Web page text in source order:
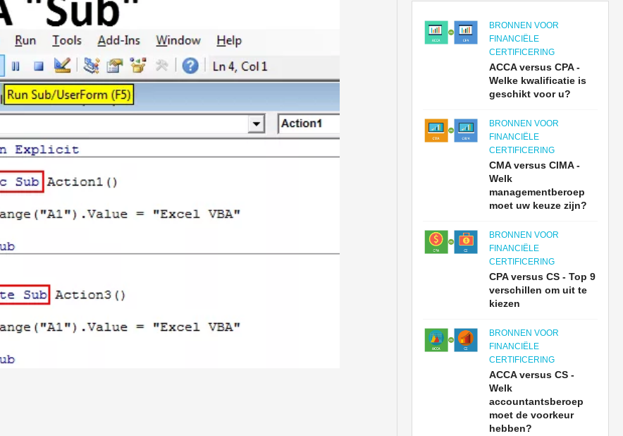
BRONNEN VOOR
FINANCIËLE
CERTIFICERING
ACCA versus CPA -
Welke kwalificatie is
geschikt voor u?
BRONNEN VOOR
FINANCIËLE
CERTIFICERING
CMA versus CIMA -
Welk
managementberoep
moet uw keuze zijn?
BRONNEN VOOR
FINANCIËLE
CERTIFICERING
CPA versus CS - Top 9
verschillen om uit te
kiezen
BRONNEN VOOR
FINANCIËLE
CERTIFICERING
ACCA versus CS -
Welk
accountantsberoep
moet de voorkeur
hebben?